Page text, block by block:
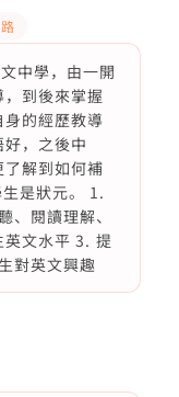
中學，由一開
到後來掌握
的經歷教導
，之後中
解到如何補
是狀元。 1.
、閱讀理解、
英文水平 3. ⁠提
對英文興趣